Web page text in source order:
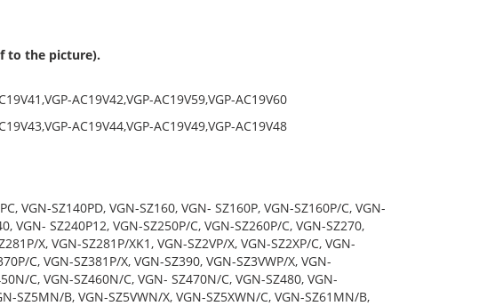
to the picture).
AC19V42,VGP-AC19V59,VGP-AC19V60
AC19V44,VGP-AC19V49,VGP-AC19V48
VGN-SZ140PD, VGN-SZ160, VGN- SZ160P, VGN-SZ160P/C, VGN-
VGN- SZ240P12, VGN-SZ250P/C, VGN-SZ260P/C, VGN-SZ270,
X, VGN-SZ281P/XK1, VGN-SZ2VP/X, VGN-SZ2XP/C, VGN-
C, VGN-SZ381P/X, VGN-SZ390, VGN-SZ3VWP/X, VGN-
C, VGN-SZ460N/C, VGN- SZ470N/C, VGN-SZ480, VGN-
SZ5MN/B, VGN-SZ5VWN/X, VGN-SZ5XWN/C, VGN-SZ61MN/B,